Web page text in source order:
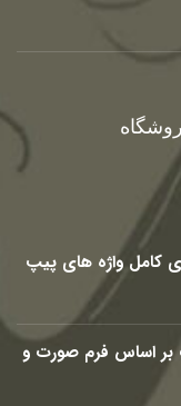
کامل واژه های پیپ
بر اساس فرم صورت و